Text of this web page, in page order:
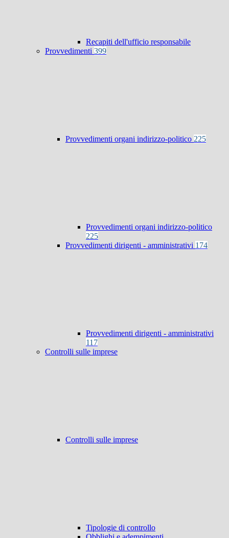
Recapiti dell'ufficio responsabile
Provvedimenti 399
Provvedimenti organi indirizzo-politico 225
Provvedimenti organi indirizzo-politico
225
Provvedimenti dirigenti - amministrativi 174
Provvedimenti dirigenti - amministrativi
117
Controlli sulle imprese
Controlli sulle imprese
Tipologie di controllo